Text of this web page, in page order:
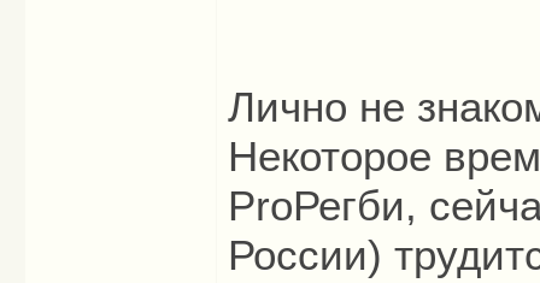
Лично не
Некоторое
ProРегби,
России)